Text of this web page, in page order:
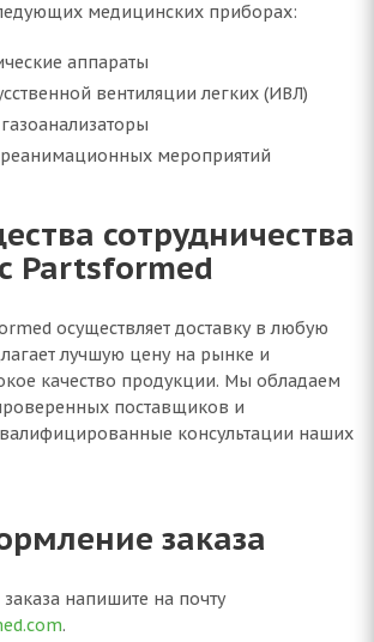
медицинских приборах:
аппараты
вентиляции легких (ИВЛ)
мероприятий
сотрудничества
с Partsformed
осуществляет доставку в любую
лучшую цену на рынке и
качество продукции. Мы обладаем
поставщиков и
консультации наших
заказа
напишите на почту
.